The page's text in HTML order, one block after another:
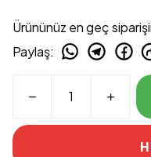
Ürününüz en geç
Paylaş: